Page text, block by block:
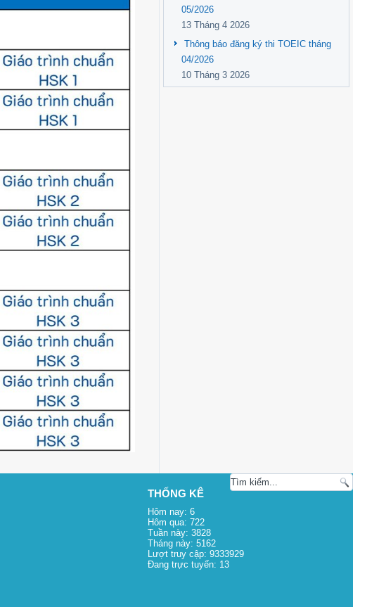
05/2026
13 Tháng 4 2026
Thông báo đăng ký thi TOEIC tháng
04/2026
10 Tháng 3 2026
THỐNG KÊ
Hôm nay: 6
Hôm qua: 722
Tuần này: 3828
Tháng này: 5162
Lượt truy cập: 9333929
Đang trực tuyến: 13